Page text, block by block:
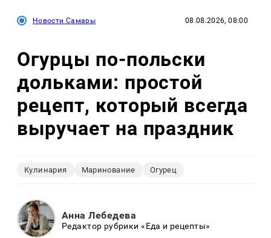
Новости Самары 08.08.2026, 08:00
Огурцы по‑польски
дольками: простой
рецепт, который всегда
выручает на праздник
Кулинария Маринование Огурец
Анна Лебедева
Редактор рубрики «Еда и рецепты»